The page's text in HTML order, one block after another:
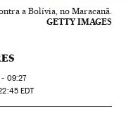
a Bolívia, no Maracanã.
GETTY IMAGES
- 09:27
EDT